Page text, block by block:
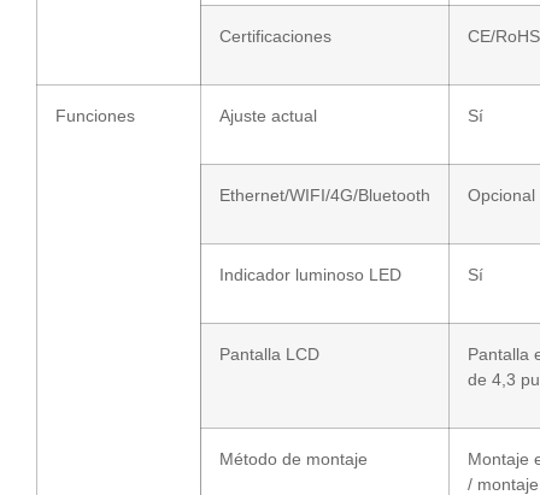
Certificaciones CE/RoHS
Funciones Ajuste actual Sí
Ethernet/WIFI/4G/Bluetooth Opcional
Indicador luminoso LED Sí
Pantalla LCD
Pantalla
de 4,3
Método de montaje
Montaje
/